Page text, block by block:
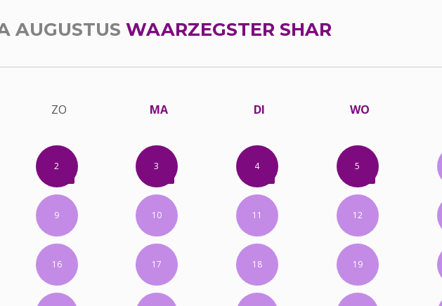
AUGUSTUS WAARZEGSTER SHAR
ZO MA DI WO
2 3 4 5
9 10 11 12
16 17 18 19